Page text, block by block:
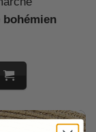
bohémien